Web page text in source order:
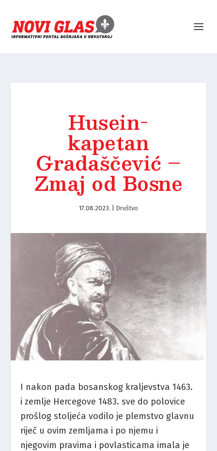
Husein-
kapetan
Gradaščević –
Zmaj od Bosne
17.08.2023. Društvo
I nakon pada bosanskog kraljevstva 1463.
i zemlje Hercegove 1483. sve do polovice
prošlog stoljeća vodilo je plemstvo glavnu
riječ u ovim zemljama i po njemu i
njegovim pravima i povlasticama imala je